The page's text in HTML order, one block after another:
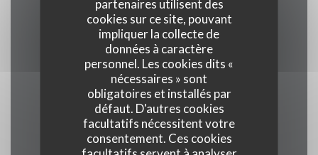
partenaires utilisent des
cookies sur ce site, pouvant
impliquer la collecte de
données à caractère
personnel. Les cookies dits «
nécessaires » sont
obligatoires et installés par
défaut. D'autres cookies
facultatifs nécessitent votre
consentement. Ces cookies
Bistronomique
Type de restaurant
Café restaurant
Services
Plat à emporter, Accès aux personnes à mobilité
réduite, Terrasse, Accès Wifi